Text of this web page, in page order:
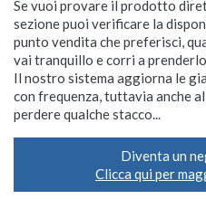
Se vuoi provare il prodotto
sezione puoi verificare la
punto vendita che preferisci,
vai tranquillo e corri a
Il nostro sistema aggiorna le
con frequenza, tuttavia anche
perdere qualche stacco...
Diventa un
Clicca qui per